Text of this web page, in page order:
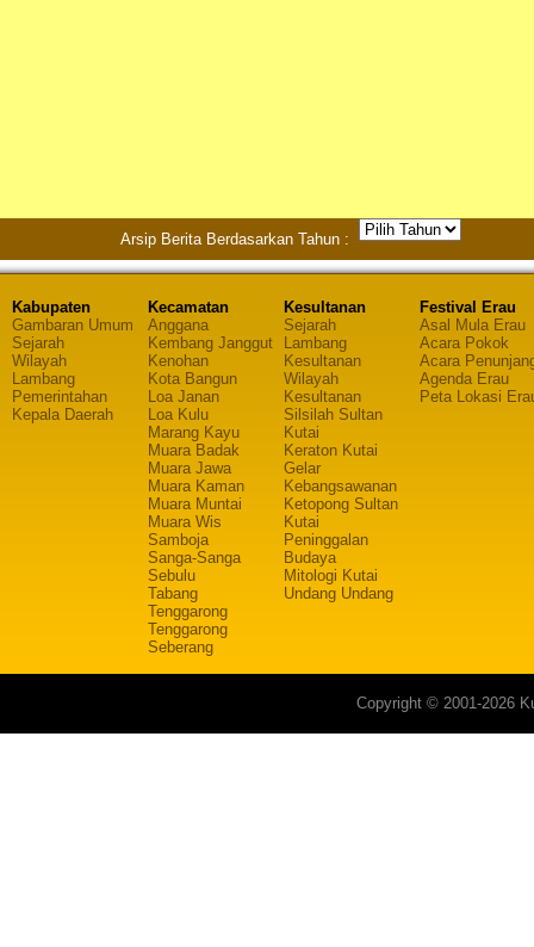
Arsip Berita Berdasarkan Tahun :
Kabupaten
Gambaran Umum
Sejarah
Wilayah
Lambang
Pemerintahan
Kepala Daerah
Kecamatan
Anggana
Kembang Janggut
Kenohan
Kota Bangun
Loa Janan
Loa Kulu
Marang Kayu
Muara Badak
Muara Jawa
Muara Kaman
Muara Muntai
Muara Wis
Samboja
Sanga-Sanga
Sebulu
Tabang
Tenggarong
Tenggarong
Seberang
Kesultanan
Sejarah
Lambang
Kesultanan
Wilayah
Kesultanan
Silsilah Sultan
Kutai
Keraton Kutai
Gelar
Kebangsawanan
Ketopong Sultan
Kutai
Peninggalan
Budaya
Mitologi Kutai
Undang Undang
Festival Erau
Asal Mula Erau
Acara Pokok
Acara
Agenda Erau
Peta Lokasi
Copyright © 2001-2026